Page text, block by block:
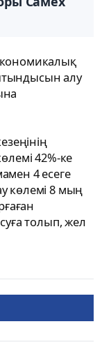
алу
42%-ке
4 есеге
көлемі 8 мың
толып, жел